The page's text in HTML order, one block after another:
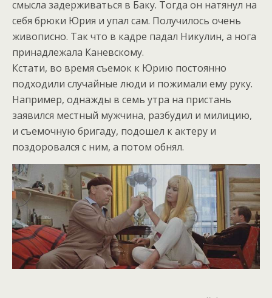
смысла задерживаться в Баку. Тогда он натянул на
себя брюки Юрия и упал сам. Получилось очень
живописно. Так что в кадре падал Никулин, а нога
принадлежала Каневскому.
Кстати, во время съемок к Юрию постоянно
подходили случайные люди и пожимали ему руку.
Например, однажды в семь утра на пристань
заявился местный мужчина, разбудил и милицию,
и съемочную бригаду, подошел к актеру и
поздоровался с ним, а потом обнял.